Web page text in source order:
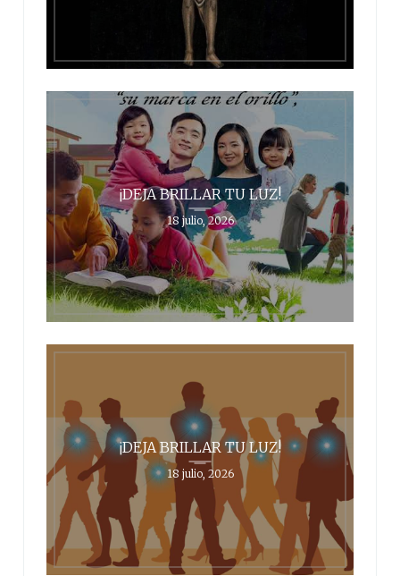
¡DEJA BRILLAR TU LUZ!
18 julio, 2026
¡DEJA BRILLAR TU LUZ!
18 julio, 2026